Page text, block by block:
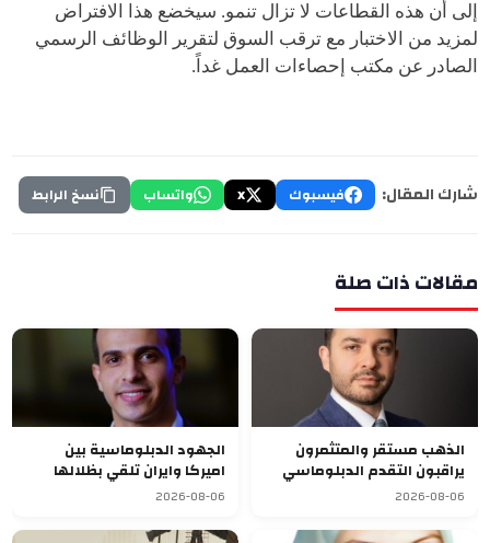
إلى أن هذه القطاعات لا تزال تنمو. سيخضع هذا الافتراض
لمزيد من الاختبار مع ترقب السوق لتقرير الوظائف الرسمي
الصادر عن مكتب إحصاءات العمل غداً.
شارك المقال: فيسبوك X واتساب نسخ الرابط
مقالات ذات صلة
الذهب مستقر والمتثمرون
يراقبون التقدم الدبلوماسي
بالشرق الاوسط
2026-08-06
الجهود الدبلوماسية بين
اميركا وايران تلقي بظلالها
غلى الاسواق العالمية
2026-08-06